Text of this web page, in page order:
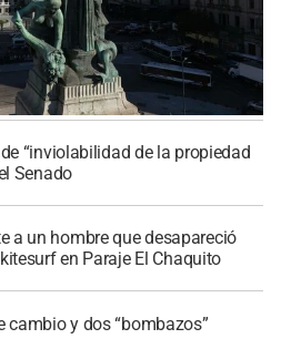
“inviolabilidad de la propiedad
Senado
a un hombre que desapareció
en Paraje El Chaquito
cambio y dos “bombazos”